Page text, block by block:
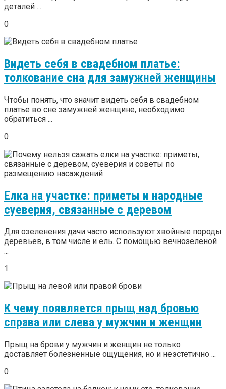
деталей ...
0
Видеть себя в свадебном платье:
толкование сна для замужней женщины
Чтобы понять, что значит видеть себя в свадебном
платье во сне замужней женщине, необходимо
обратиться ...
0
Елка на участке: приметы и народные
суеверия, связанные с деревом
Для озеленения дачи часто используют хвойные породы
деревьев, в том числе и ель. С помощью вечнозеленой
...
1
К чему появляется прыщ над бровью
справа или слева у мужчин и женщин
Прыщ на брови у мужчин и женщин не только
доставляет болезненные ощущения, но и неэстетично ...
0